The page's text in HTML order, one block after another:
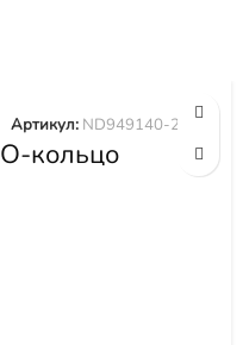
О-кольцо
ND949140-2570
Артикул: ND949140-2570